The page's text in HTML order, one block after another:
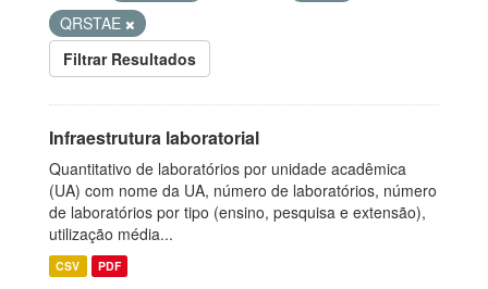
QRSTAE
Filtrar Resultados
Infraestrutura laboratorial
Quantitativo de laboratórios por unidade acadêmica
(UA) com nome da UA, número de laboratórios, número
de laboratórios por tipo (ensino, pesquisa e extensão),
utilização média...
CSV PDF